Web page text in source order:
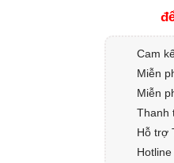
Cam
Miễn
Miễn
Thanh
Hỗ trợ